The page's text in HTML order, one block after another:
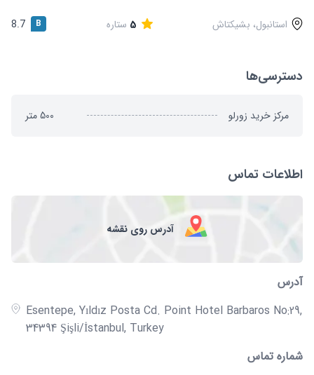
استانبول، بشیکتاش 5 ستاره B
8.7
دسترسی‌ها
مرکز خرید زورلو 500متر
اطلاعات تماس
آدرس روی نقشه
آدرس
Esentepe, Yıldız Posta Cd. Point Hotel Barbaros No:29,
34394 Şişli/İstanbul, Turkey
شماره تماس